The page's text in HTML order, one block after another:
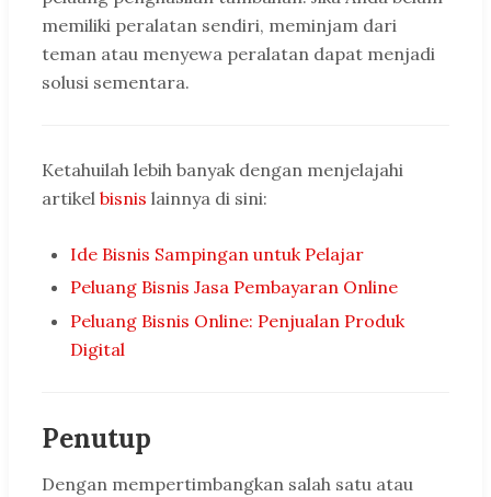
memiliki peralatan sendiri, meminjam dari
teman atau menyewa peralatan dapat menjadi
solusi sementara.
Ketahuilah lebih banyak dengan menjelajahi
artikel bisnis lainnya di sini:
Ide Bisnis Sampingan untuk Pelajar
Peluang Bisnis Jasa Pembayaran Online
Peluang Bisnis Online: Penjualan Produk
Digital
Penutup
Dengan mempertimbangkan salah satu atau